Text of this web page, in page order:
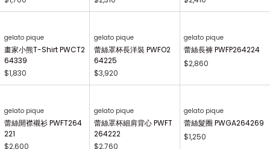
gelato pique Kids&Baby
【KIDS】畫家小熊印花長
褲 PKCP264496
$1,380
gelato pique Kids&Baby
【KIDS】畫家小熊T-Shi
rt PKCT264495
$1,350
gelato pique Kids&Baby
【KIDS】AIRY MOCO畫
7$1,730